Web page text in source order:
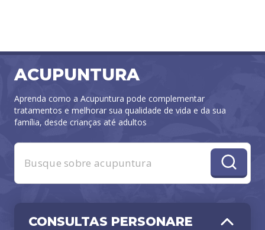
ACUPUNTURA
Aprenda como a Acupuntura pode complementar
tratamentos e melhorar sua qualidade de vida e da sua
família, desde crianças até adultos
CONSULTAS PERSONARE